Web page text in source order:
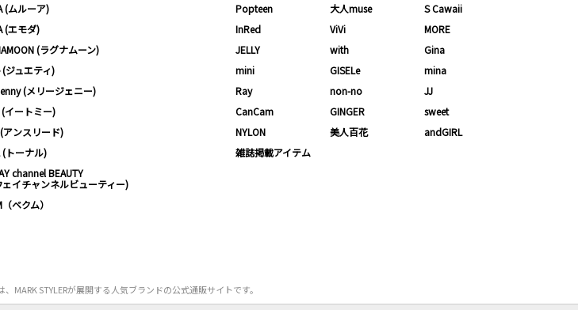
(ムルーア)
(エモダ)
(ラグナムーン)
ジュエティ)
(メリージェニー)
(イートミー)
アンスリード)
(トーナル)
channel BEAUTY
イチャンネルビューティー)
ベクム）
Popteen 大人muse
S Cawaii
InRed
ViVi
MORE
JELLY
with
Gina
mini
GISELe
mina
Ray
non-no
JJ
CanCam
GINGER
sweet
NYLON
美人百花
andGIRL
雑誌掲載アイテム
MARK STYLERが展開する人気ブランドの公式通販サイトです。